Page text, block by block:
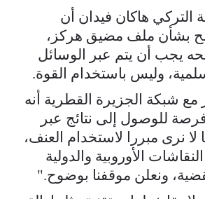
التركي هاكان فيدان أن
بشأن ملف مضيق هركز،
يجب أن يتم عبر الوسائل
وليس باستخدام القوة.
شبكة الجزيرة القطرية أنه
للوصول إلى نتائج عبر
لا نرى مبررا لاستخدام العنف،
الأوروبية والدولية
ونعلن موقفنا بوضوح."